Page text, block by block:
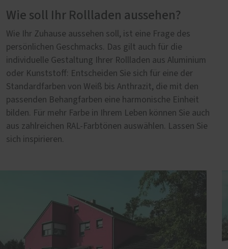
Wie soll Ihr Rollladen aussehen?
Wie Ihr Zuhause aussehen soll, ist eine Frage des
persönlichen Geschmacks. Das gilt auch für die
individuelle Gestaltung Ihrer Rollladen aus Aluminium
oder Kunststoff: Entscheiden Sie sich für eine der
Standardfarben von Weiß bis Anthrazit, die mit den
passenden Behangfarben eine harmonische Einheit
bilden. Für mehr Farbe in Ihrem Leben können Sie auch
aus zahlreichen RAL-Farbtönen auswählen. Lassen Sie
sich inspirieren.